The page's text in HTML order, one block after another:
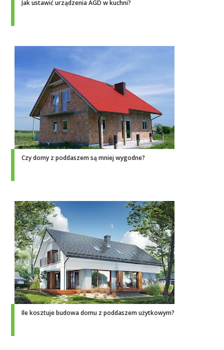
Jak ustawić urządzenia AGD w kuchni?
Czy domy z poddaszem są mniej wygodne?
Ile kosztuje budowa domu z poddaszem użytkowym?